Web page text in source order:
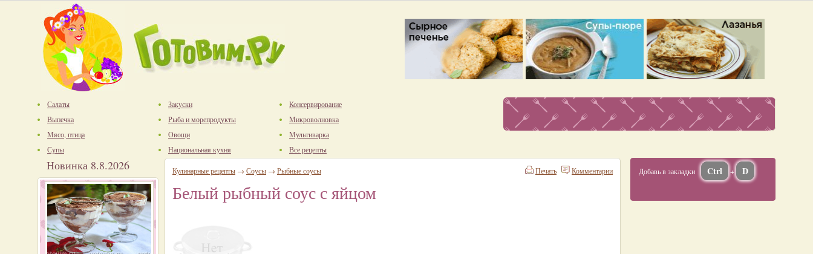
Салаты
Выпечка
Мясо, птица
Супы
Закуски
Рыба и морепродукты
Овощи
Национальная кухня
Консервирование
Микроволновка
Мультиварка
Все рецепты
Новинка 8.8.2026 Комментарии
Печать
Кулинарные рецепты → Соусы → Рыбные соусы
Белый рыбный соус с яйцом
Добавь в закладки Ctrl + D